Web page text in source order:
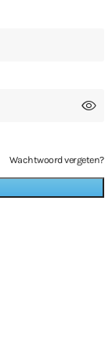
Wachtwoord vergeten?